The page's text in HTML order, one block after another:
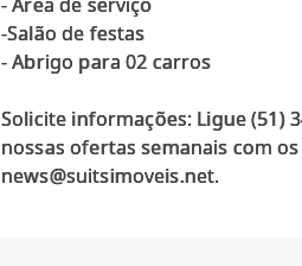
-Salão de festas
- Abrigo para 02 carros
Solicite informações: Ligue (51)
nossas ofertas semanais com